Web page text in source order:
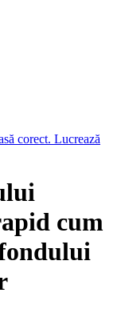
corect. Lucrează
cum